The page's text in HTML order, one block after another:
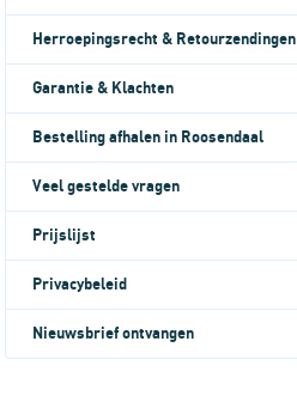
Herroepingsrecht & Retourzendingen
Garantie & Klachten
Bestelling afhalen in Roosendaal
Veel gestelde vragen
Prijslijst
Privacybeleid
Nieuwsbrief ontvangen